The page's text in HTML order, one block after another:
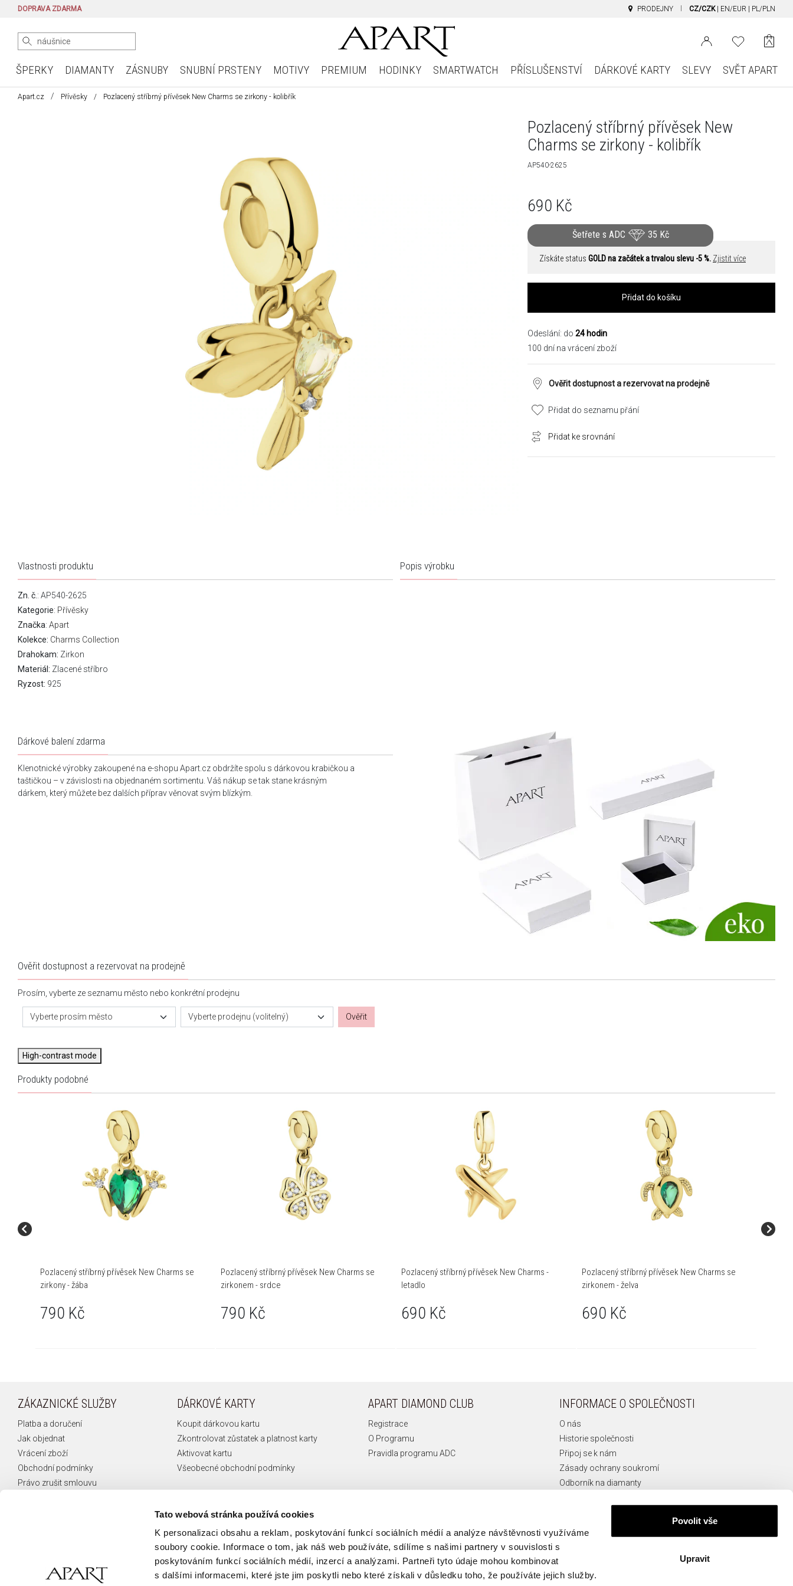
Tato webová stránka používá cookies
K personalizaci obsahu a reklam, poskytování funkcí sociálních médií a analýze návštěvnosti využíváme
soubory cookie. Informace o tom, jak náš web používáte, sdílíme s našimi partnery v souvislosti s
poskytováním funkcí sociálních médií, inzercí a analýzami. Partneři tyto údaje mohou kombinovat
s dalšími informacemi, které jste jim poskytli nebo které získali v důsledku toho, že používáte jejich služby.
Povolit vše
Upravit
DOPRAVA ZDARMA PRODEJNY CZ/CZK EN/EUR PL/PLN
ŠPERKY DIAMANTY ZÁSNUBY SNUBNÍ PRSTENY MOTIVY PREMIUM HODINKY SMARTWATCH PŘÍSLUŠENSTVÍ DÁRKOVÉ KARTY SLEVY SVĚT APART
Apart.cz Přívěsky Pozlacený stříbrný přívěsek New Charms se zirkony - kolibřík
Pozlacený stříbrný přívěsek New
Charms se zirkony - kolibřík
AP540-2625
690 Kč
Šetřete s ADC 35 Kč
Získáte status GOLD na začátek a trvalou slevu -5 %. Zjistit více
Přidat do košíku
Odeslání: do 24 hodin
100 dní na vrácení zboží
Ověřit dostupnost a rezervovat na prodejně
Přidat do seznamu přání
Přidat ke srovnání
Vlastnosti produktu
Zn. č. : AP540-2625
Kategorie: Přívěsky
Značka: Apart
Kolekce: Charms Collection
Drahokam: Zirkon
Materiál: Zlacené stříbro
Ryzost: 925
Popis výrobku
Dárkové balení zdarma
Klenotnické výrobky zakoupené na e-shopu Apart.cz obdržíte spolu s dárkovou krabičkou a
taštičkou – v závislosti na objednaném sortimentu. Váš nákup se tak stane krásným
dárkem, který můžete bez dalších příprav věnovat svým blízkým.
Ověřit dostupnost a rezervovat na prodejně
Prosím, vyberte ze seznamu město nebo konkrétní prodejnu
Vyberte prosím město Vyberte prodejnu (volitelný) Ověřit
High-contrast mode
Produkty podobné
Pozlacený stříbrný přívěsek New Charms se
zirkony - žába
790 Kč
Pozlacený stříbrný přívěsek New Charms se
zirkonem - srdce
790 Kč
Pozlacený stříbrný přívěsek New Charms -
letadlo
690 Kč
Pozlacený stříbrný přívěsek New Charms se
zirkonem - želva
690 Kč
ZÁKAZNICKÉ SLUŽBY
Platba a doručení
Jak objednat
Vrácení zboží
Obchodní podmínky
Právo zrušit smlouvu
DÁRKOVÉ KARTY
Koupit dárkovou kartu
Zkontrolovat zůstatek a platnost karty
Aktivovat kartu
Všeobecné obchodní podmínky
APART DIAMOND CLUB
Registrace
O Programu
Pravidla programu ADC
INFORMACE O SPOLEČNOSTI
O nás
Historie společnosti
Připoj se k nám
Zásady ochrany soukromí
Odborník na diamanty
info@apart.cz